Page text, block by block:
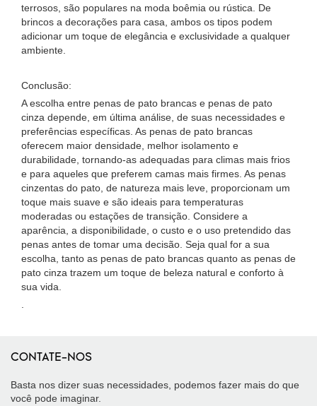
terrosos, são populares na moda boêmia ou rústica. De
brincos a decorações para casa, ambos os tipos podem
adicionar um toque de elegância e exclusividade a qualquer
ambiente.
Conclusão:
A escolha entre penas de pato brancas e penas de pato
cinza depende, em última análise, de suas necessidades e
preferências específicas. As penas de pato brancas
oferecem maior densidade, melhor isolamento e
durabilidade, tornando-as adequadas para climas mais frios
e para aqueles que preferem camas mais firmes. As penas
cinzentas do pato, de natureza mais leve, proporcionam um
toque mais suave e são ideais para temperaturas
moderadas ou estações de transição. Considere a
aparência, a disponibilidade, o custo e o uso pretendido das
penas antes de tomar uma decisão. Seja qual for a sua
escolha, tanto as penas de pato brancas quanto as penas de
pato cinza trazem um toque de beleza natural e conforto à
sua vida.
CONTATE-NOS
Basta nos dizer suas necessidades, podemos fazer mais do que
você pode imaginar.